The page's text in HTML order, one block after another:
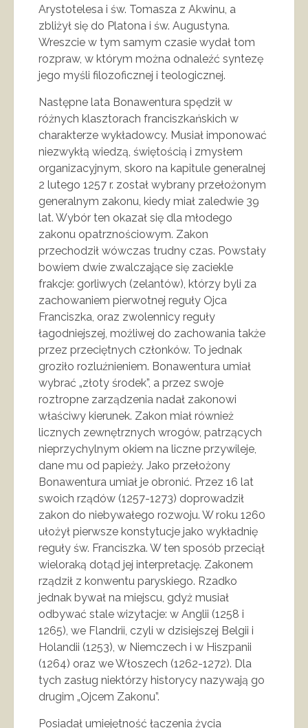
Arystotelesa i św. Tomasza z Akwinu, a
zbliżył się do Platona i św. Augustyna.
Wreszcie w tym samym czasie wydał tom
rozpraw, w którym można odnaleźć syntezę
jego myśli filozoficznej i teologicznej.
Następne lata Bonawentura spędził w
różnych klasztorach franciszkańskich w
charakterze wykładowcy. Musiał imponować
niezwykłą wiedzą, świętością i zmysłem
organizacyjnym, skoro na kapitule generalnej
2 lutego 1257 r. został wybrany przełożonym
generalnym zakonu, kiedy miał zaledwie 39
lat. Wybór ten okazał się dla młodego
zakonu opatrznościowym. Zakon
przechodził wówczas trudny czas. Powstały
bowiem dwie zwalczające się zaciekle
frakcje: gorliwych (zelantów), którzy byli za
zachowaniem pierwotnej reguły Ojca
Franciszka, oraz zwolennicy reguły
łagodniejszej, możliwej do zachowania także
przez przeciętnych członków. To jednak
groziło rozluźnieniem. Bonawentura umiał
wybrać „złoty środek”, a przez swoje
roztropne zarządzenia nadał zakonowi
właściwy kierunek. Zakon miał również
licznych zewnętrznych wrogów, patrzących
nieprzychylnym okiem na liczne przywileje,
dane mu od papieży. Jako przełożony
Bonawentura umiał je obronić. Przez 16 lat
swoich rządów (1257-1273) doprowadził
zakon do niebywałego rozwoju. W roku 1260
ułożył pierwsze konstytucje jako wykładnię
reguły św. Franciszka. W ten sposób przeciął
wieloraką dotąd jej interpretację. Zakonem
rządził z konwentu paryskiego. Rzadko
jednak bywał na miejscu, gdyż musiał
odbywać stale wizytacje: w Anglii (1258 i
1265), we Flandrii, czyli w dzisiejszej Belgii i
Holandii (1253), w Niemczech i w Hiszpanii
(1264) oraz we Włoszech (1262-1272). Dla
tych zasług niektórzy historycy nazywają go
drugim „Ojcem Zakonu”.
Posiadał umiejętność łączenia życia